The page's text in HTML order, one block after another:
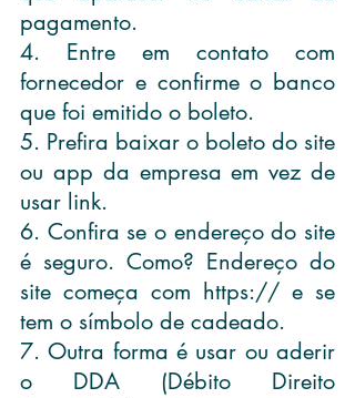
pagamento.
4. Entre em contato com
fornecedor e confirme o banco
que foi emitido o boleto.
5. Prefira baixar o boleto do site
ou app da empresa em vez de
usar link.
6. Confira se o endereço do site
é seguro. Como? Endereço do
site começa com https:// e se
tem o símbolo de cadeado.
7. Outra forma é usar ou aderir
o DDA (Débito Direito